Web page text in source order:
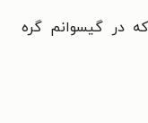
در گیسوانم گره